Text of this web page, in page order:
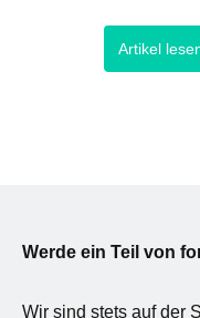
Verantwortlich für
der Siegeszug des
Freiheit und
Mobilität bedeutete
Sechzig Jahre später
damali
Artikel
Werde ein Teil von
Wir sind stets auf der